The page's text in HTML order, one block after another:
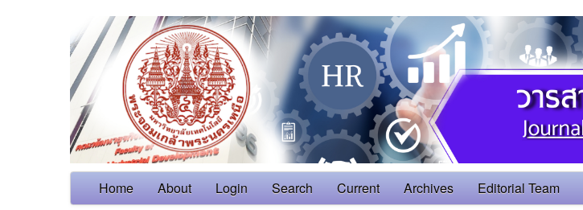
Home About Login Search Current Archives Editorial Team